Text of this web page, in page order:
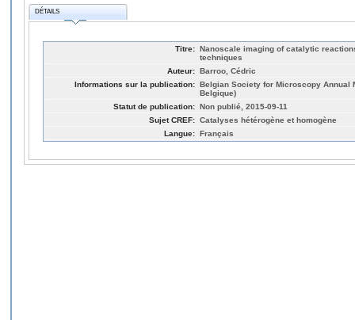
DÉTAILS
Titre: Nanoscale imaging of catalytic
techniques
Auteur: Barroo, Cédric
Informations sur la publication: Belgian Society for Microscopy Annual
Belgique)
Statut de publication: Non publié, 2015-09-11
Sujet CREF: Catalyses hétérogène et homogène
Langue: Français